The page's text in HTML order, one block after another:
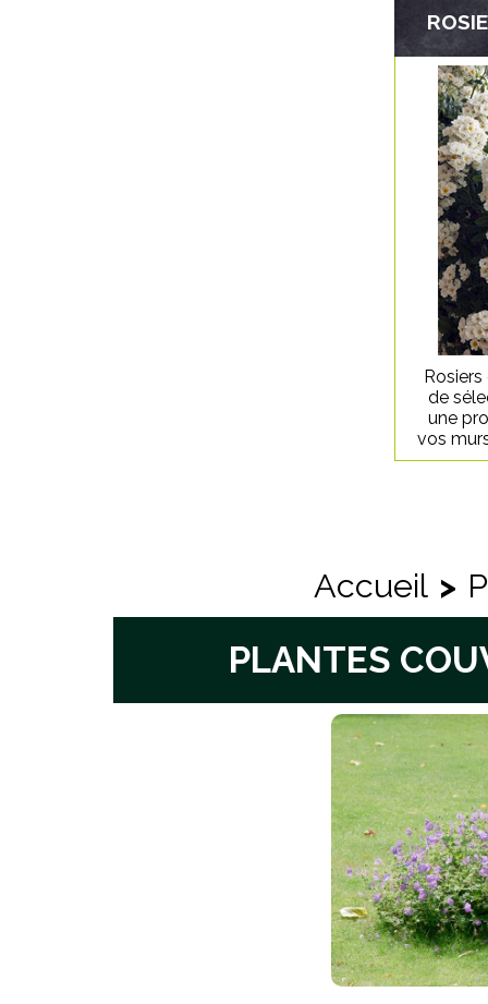
de
une
vos
Accueil >
PLANTES